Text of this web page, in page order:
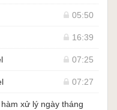
05:50
16:39
07:25
07:27
xử lý ngày tháng